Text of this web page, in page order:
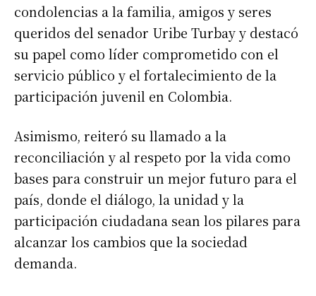
condolencias a la familia, amigos y seres
queridos del senador Uribe Turbay y destacó
su papel como líder comprometido con el
servicio público y el fortalecimiento de la
participación juvenil en Colombia.
Asimismo, reiteró su llamado a la
reconciliación y al respeto por la vida como
bases para construir un mejor futuro para el
país, donde el diálogo, la unidad y la
participación ciudadana sean los pilares para
alcanzar los cambios que la sociedad
demanda.